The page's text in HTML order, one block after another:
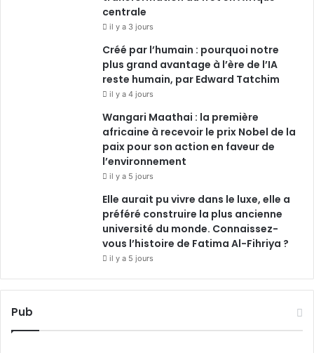
centrale
il y a 3 jours
Créé par l’humain : pourquoi notre
plus grand avantage à l’ère de l’IA
reste humain, par Edward Tatchim
il y a 4 jours
Wangari Maathai : la première
africaine à recevoir le prix Nobel de la
paix pour son action en faveur de
l’environnement
il y a 5 jours
Elle aurait pu vivre dans le luxe, elle a
préféré construire la plus ancienne
université du monde. Connaissez-
vous l’histoire de Fatima Al-Fihriya ?
il y a 5 jours
Pub